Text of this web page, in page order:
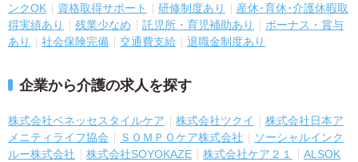
ンクOK
資格取得サポート 研修制度あり
産休･育休･介護休暇取
得実績あり
残業少なめ 託児所・育児補助あり
ボーナス・賞与
あり
社会保険完備 交通費支給 退職金制度あり
企業から介護の求人を探す
株式会社ベネッセスタイルケア 株式会社ツクイ
株式会社日本ア
メニティライフ協会
ＳＯＭＰＯケア株式会社
ソーシャルインク
ルー株式会社
株式会社SOYOKAZE 株式会社ケア２１
ALSOK